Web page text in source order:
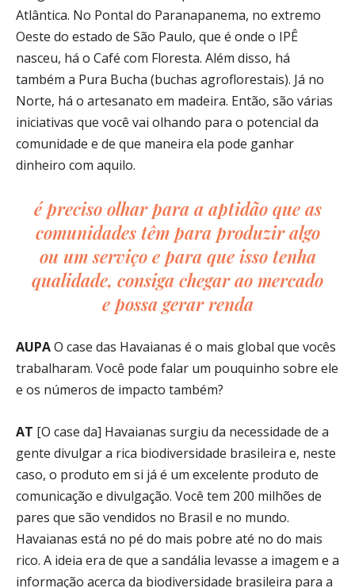
Atlântica. No Pontal do Paranapanema, no extremo
Oeste do estado de São Paulo, que é onde o IPÊ
nasceu, há o Café com Floresta. Além disso, há
também a Pura Bucha (buchas agroflorestais). Já no
Norte, há o artesanato em madeira. Então, são várias
iniciativas que você vai olhando para o potencial da
comunidade e de que maneira ela pode ganhar
dinheiro com aquilo.
é preciso olhar para a aptidão que as
comunidades têm para produzir algo
ou um serviço e para que isso tenha
qualidade, consiga chegar ao mercado
e possa gerar renda
AUPAO case das Havaianas é o mais global que vocês
trabalharam. Você pode falar um pouquinho sobre ele
e os números de impacto também?
AT [O case da] Havaianas surgiu da necessidade de a
gente divulgar a rica biodiversidade brasileira e, neste
caso, o produto em si já é um excelente produto de
comunicação e divulgação. Você tem 200 milhões de
pares que são vendidos no Brasil e no mundo.
Havaianas está no pé do mais pobre até no do mais
rico. A ideia era de que a sandália levasse a imagem e a
informação acerca da biodiversidade brasileira para a